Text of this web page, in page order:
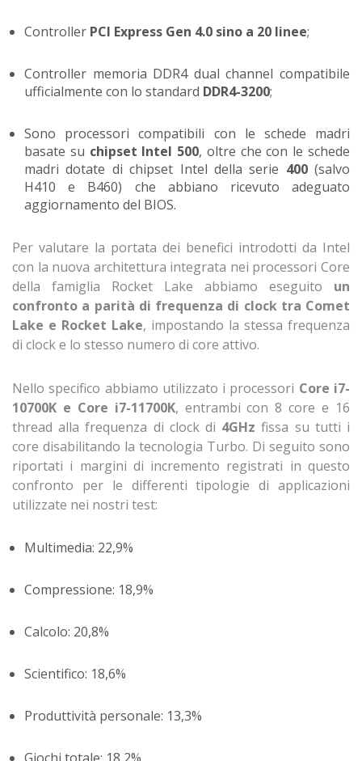
Controller PCI Express Gen 4.0 sino a 20 linee;
Controller memoria DDR4 dual channel compatibile
ufficialmente con lo standard DDR4-3200;
Sono processori compatibili con le schede madri
basate su chipset Intel 500, oltre che con le schede
madri dotate di chipset Intel della serie 400(salvo
H410 e B460) che abbiano ricevuto adeguato
aggiornamento del BIOS.
Per valutare la portata dei benefici introdotti da Intel
con la nuova architettura integrata nei processori Core
della famiglia Rocket Lake abbiamo eseguito un
confronto a parità di frequenza di clock tra Comet
Lake e Rocket Lake, impostando la stessa frequenza
di clock e lo stesso numero di core attivo.
Nello specifico abbiamo utilizzato i processori Core i7-
10700K e Core i7-11700K, entrambi con 8 core e 16
thread alla frequenza di clock di 4GHz fissa su tutti i
core disabilitando la tecnologia Turbo. Di seguito sono
riportati i margini di incremento registrati in questo
confronto per le differenti tipologie di applicazioni
utilizzate nei nostri test:
Multimedia: 22,9%
Compressione: 18,9%
Calcolo: 20,8%
Scientifico: 18,6%
Produttività personale: 13,3%